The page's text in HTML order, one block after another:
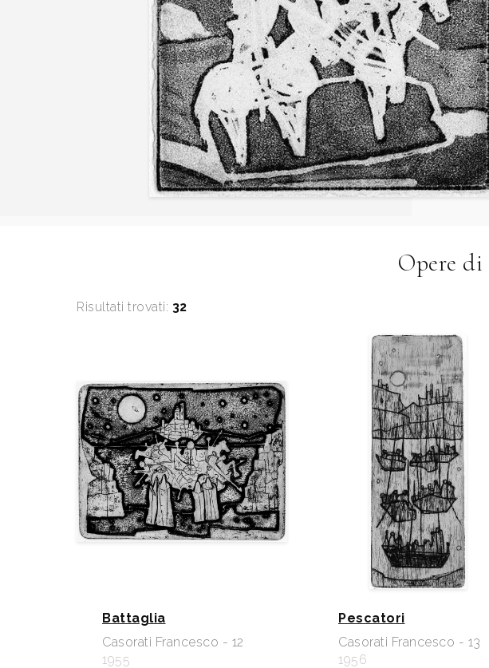
Opere di
Risultati trovati: 32
Battaglia
Casorati Francesco - 12
1955
Pescatori
Casorati Francesco - 13
1956